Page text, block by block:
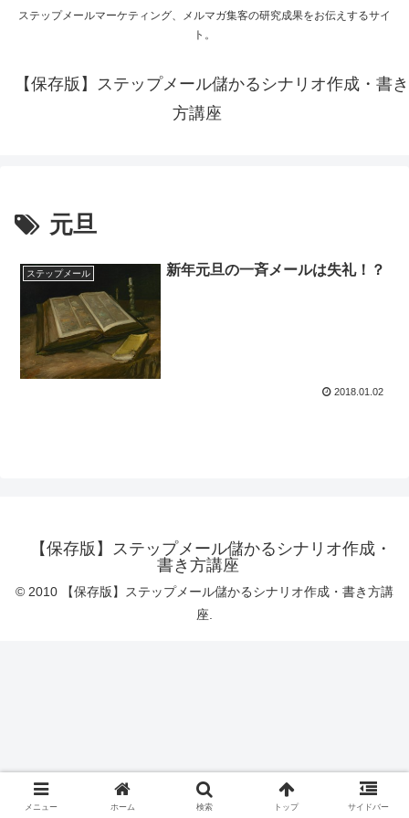
ステップメールマーケティング、メルマガ集客の研究成果をお伝えするサイ
ト。
【保存版】ステップメール儲かるシナリオ作成・書き
方講座
元旦
ステップメール 新年元旦の一斉メールは失礼！？
2018.01.02
【保存版】ステップメール儲かるシナリオ作成・
書き方講座
© 2010 【保存版】ステップメール儲かるシナリオ作成・書き方講
座.
メニュー ホーム 検索 トップ サイドバー